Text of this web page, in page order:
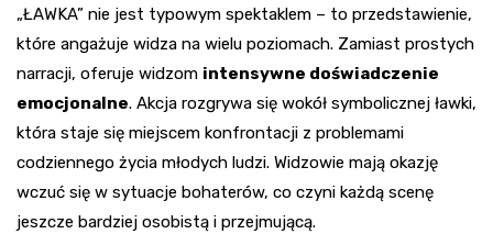
„ŁAWKA” nie jest typowym spektaklem – to przedstawienie,
które angażuje widza na wielu poziomach. Zamiast prostych
narracji, oferuje widzom intensywne doświadczenie
emocjonalne. Akcja rozgrywa się wokół symbolicznej ławki,
która staje się miejscem konfrontacji z problemami
codziennego życia młodych ludzi. Widzowie mają okazję
wczuć się w sytuacje bohaterów, co czyni każdą scenę
jeszcze bardziej osobistą i przejmującą.